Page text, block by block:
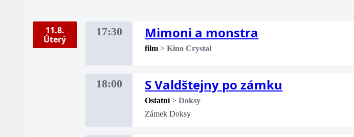
11.8.
Úterý
17:30 Mimoni a monstra
film >Kino Crystal
18:00 S Valdštejny po zámku
Ostatní >Doksy
Zámek Doksy